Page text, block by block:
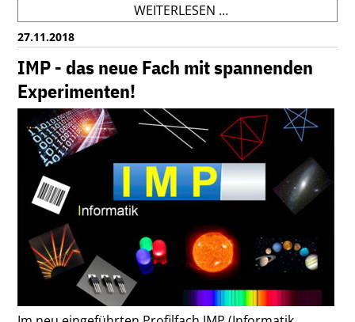
WEITERLESEN …GUTE
STIMMUNG
BEIM
INTERNATIONALEN
WEIHNACHTSMARKT
27.11.2018
IMP - das neue Fach mit spannenden
Experimenten!